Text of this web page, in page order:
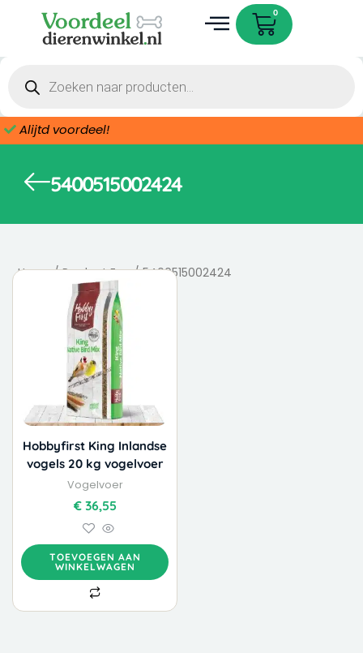
inhoud
0
Cart
zoeken
Alijtd voordeel!
5400515002424
Home/ Product Ean / 5400515002424
Hobbyfirst King Inlandse
vogels 20 kg vogelvoer
Vogelvoer
€36,55
TOEVOEGEN AAN
WINKELWAGEN